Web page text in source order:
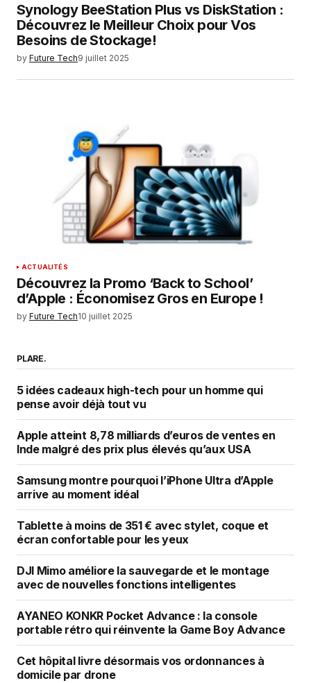
Synology BeeStation Plus vs DiskStation :
Découvrez le Meilleur Choix pour Vos
Besoins de Stockage!
by Future Tech9 juillet 2025
ACTUALITÉS
Découvrez la Promo ‘Back to School’
d’Apple : Économisez Gros en Europe !
by Future Tech10 juillet 2025
PLARE.
5 idées cadeaux high-tech pour un homme qui
pense avoir déjà tout vu
Apple atteint 8,78 milliards d’euros de ventes en
Inde malgré des prix plus élevés qu’aux USA
Samsung montre pourquoi l’iPhone Ultra d’Apple
arrive au moment idéal
Tablette à moins de 351 € avec stylet, coque et
écran confortable pour les yeux
DJI Mimo améliore la sauvegarde et le montage
avec de nouvelles fonctions intelligentes
AYANEO KONKR Pocket Advance : la console
portable rétro qui réinvente la Game Boy Advance
Cet hôpital livre désormais vos ordonnances à
domicile par drone